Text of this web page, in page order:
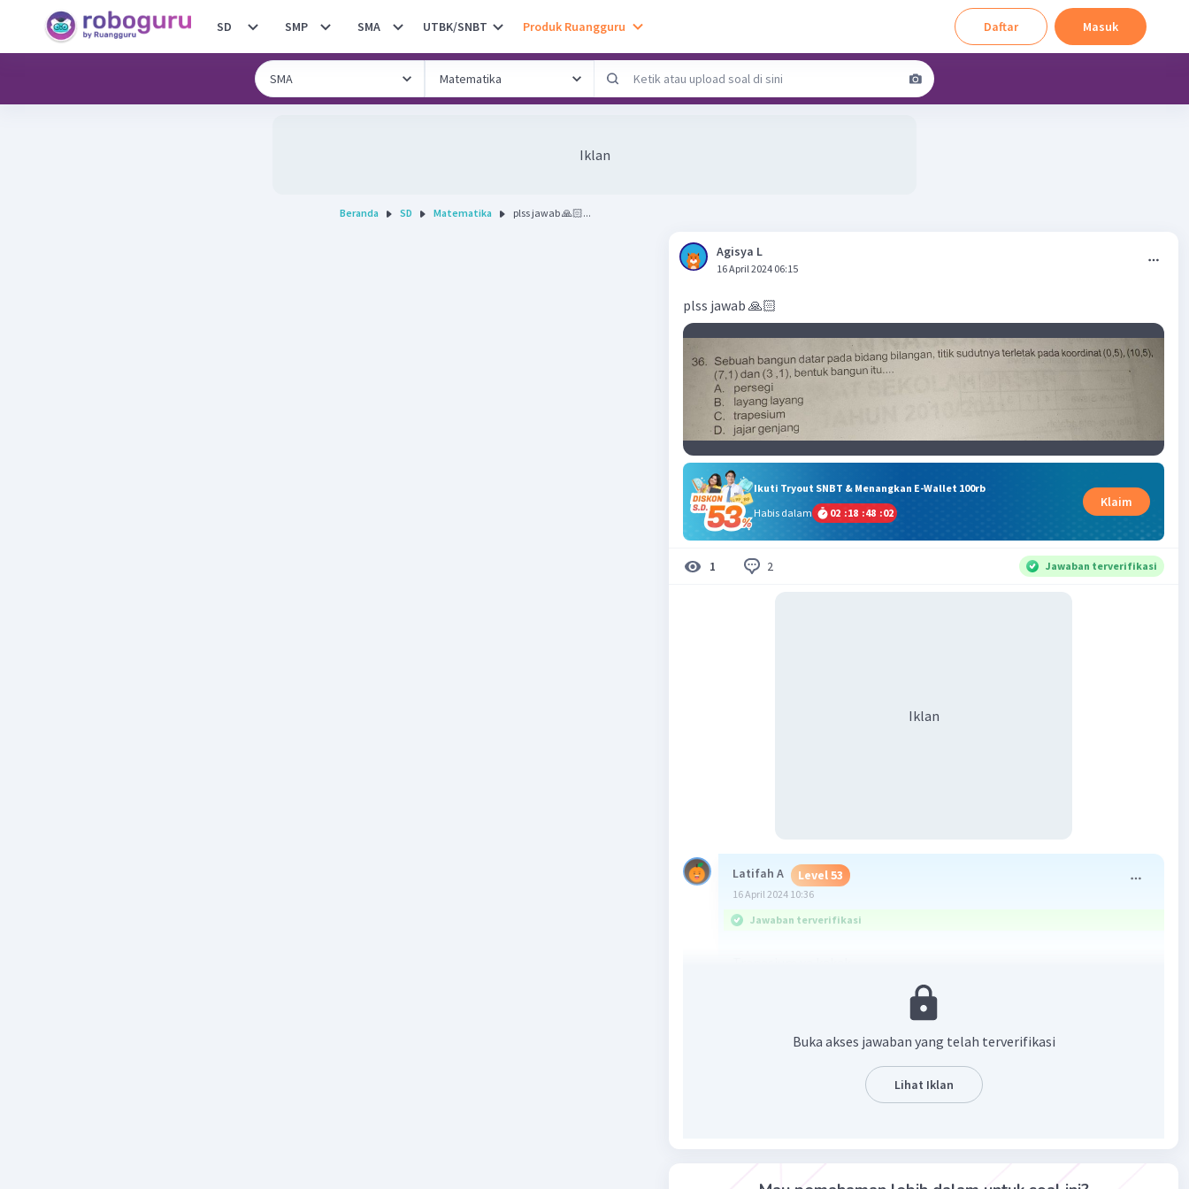
SD SMP SMA UTBK/SNBT Produk Ruangguru Daftar Masuk
Iklan
Beranda SD Matematika plss jawab 🙏🏻...
Agisya L
16 April 2024 06:15
plss jawab 🙏🏻
Ikuti Tryout SNBT & Menangkan E-Wallet 100rb
Habis dalam
02 :18 :48 :02
Klaim
1 2 Jawaban terverifikasi
Iklan
Latifah A Level 53
16 April 2024 10:36
Jawaban terverifikasi
Buka akses jawaban yang telah terverifikasi
Lihat Iklan